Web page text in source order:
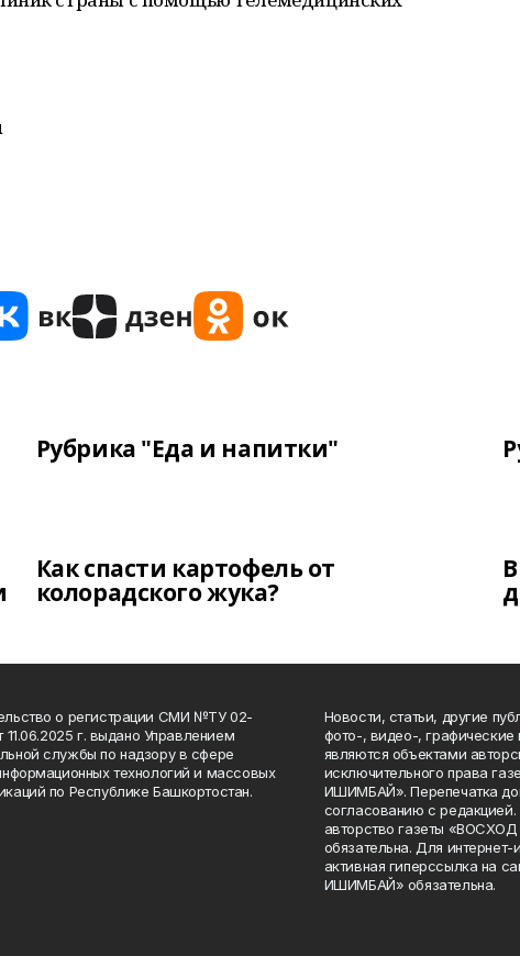
Рубрика "Еда и напитки"
Как спасти картофель от
колорадского жука?
о регистрации СМИ №ТУ 02-
11.06.2025 г. выдано Управлением
службы по надзору в сфере
технологий и массовых
по Республике Башкортостан.
Новости, статьи, другие
фото-, видео-, графические
являются объектами
исключительного права
ИШИМБАЙ». Перепечатка
согласованию с
авторство газеты
обязательна. Для интернет-
активная гиперссылка на
ИШИМБАЙ» обязательна.